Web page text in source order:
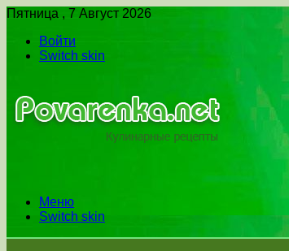
Пятница , 7 Август 2026
Войти
Switch skin
Меню
Switch skin